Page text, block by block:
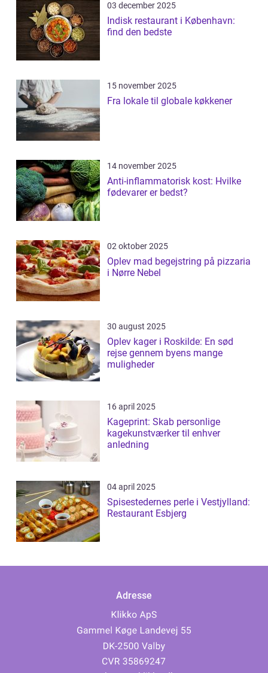
03 december 2025
Indisk restaurant i København:
find den bedste
15 november 2025
Fra lokale til globale køkkener
14 november 2025
Anti-inflammatorisk kost: Hvilke
fødevarer er bedst?
02 oktober 2025
Oplev mad begejstring på pizzaria
i Nørre Nebel
30 august 2025
Oplev kager i Roskilde: En sød
rejse gennem byens mange
muligheder
16 april 2025
Kageprint: Skab personlige
kagekunstværker til enhver
anledning
04 april 2025
Spisestedernes perle i Vestjylland:
Restaurant Esbjerg
Adresse